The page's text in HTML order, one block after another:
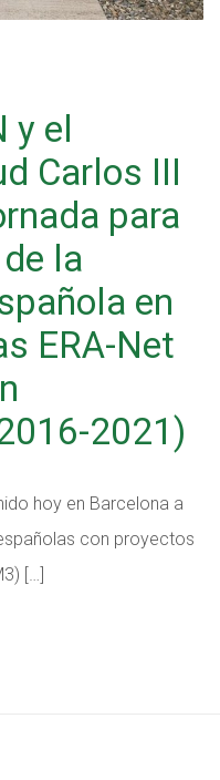
y el
Carlos III
para
la
en
ERA-Net
2021)
hoy en Barcelona a
con proyectos
[…]